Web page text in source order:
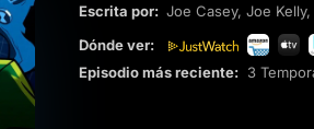
Escrita por: Joe Casey, Joe Kelly,
Dónde ver:
Episodio más reciente: 3